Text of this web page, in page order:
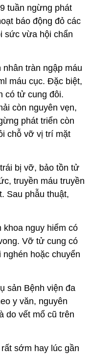
tuần ngừng phát
báo động đỏ các
sức vừa hội chẩn
tràn ngập máu
máu cục. Đặc biệt,
có tử cung đôi.
còn nguyên vẹn,
phát triển còn
chỗ vỡ vị trí mặt
bị vỡ, bảo tồn tử
truyền máu truyền
Sau phẫu thuật,
khoa nguy hiểm có
Vỡ tử cung có
hoặc chuyển
sản Bệnh viện đa
y văn, nguyên
do vết mổ cũ trên
sớm hay lúc gần